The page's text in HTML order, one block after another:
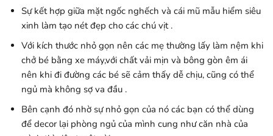
Sự kết hợp giữa mặt ngốc nghếch và cái mũ mẫu hiểm siêu
xinh làm tạo nét đẹp cho các chú vịt .
Với kích thước nhỏ gọn nên các mẹ thường lấy làm nệm khi
chở bé bằng xe máy,với chất vải mịn và bông gòn êm ái
nên khi đi đường các bé sẽ cảm thấy dễ chịu, cũng có thể
ngủ mà không sợ va đầu .
Bên cạnh đó nhờ sự nhỏ gọn của nó các bạn có thể dùng
để decor lại phòng ngủ của mình cung như căn nhà của